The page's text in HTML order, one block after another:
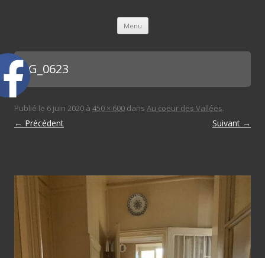
Menu Aller au contenu principal
IMG_0623
Publié le 6 juin 2020 à 450 × 600 dans Au coeur des Vallées.
← Précédent Suivant →